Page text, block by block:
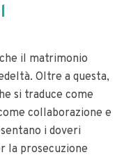
il matrimonio
Oltre a questa,
si traduce come
collaborazione e
i doveri
la prosecuzione